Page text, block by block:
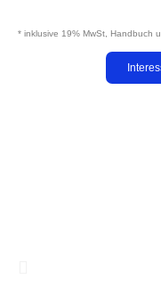
* inklusive 19% MwSt, Handbuch